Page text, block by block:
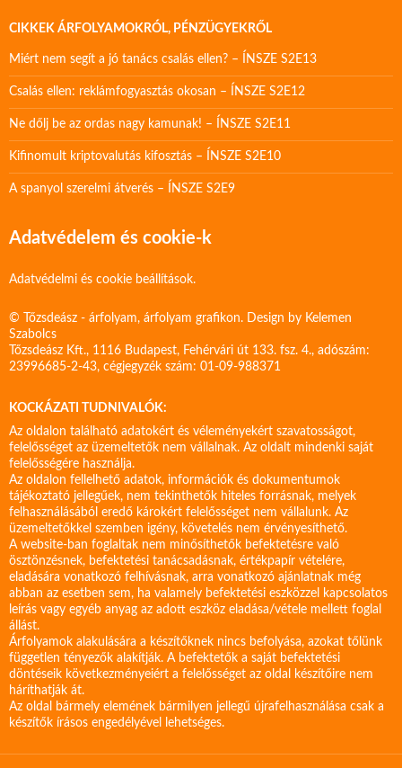
CIKKEK ÁRFOLYAMOKRÓL, PÉNZÜGYEKRŐL
Miért nem segít a jó tanács csalás ellen? – ÍNSZE S2E13
Csalás ellen: reklámfogyasztás okosan – ÍNSZE S2E12
Ne dőlj be az ordas nagy kamunak! – ÍNSZE S2E11
Kifinomult kriptovalutás kifosztás – ÍNSZE S2E10
A spanyol szerelmi átverés – ÍNSZE S2E9
Adatvédelem és cookie-k
Adatvédelmi és cookie beállítások.
© Tőzsdeász - árfolyam, árfolyam grafikon. Design by Kelemen
Szabolcs
Tőzsdeász Kft., 1116 Budapest, Fehérvári út 133. fsz. 4., adószám:
23996685-2-43, cégjegyzék szám: 01-09-988371
KOCKÁZATI TUDNIVALÓK:
Az oldalon található adatokért és véleményekért szavatosságot,
felelősséget az üzemeltetők nem vállalnak. Az oldalt mindenki saját
felelősségére használja.
Az oldalon fellelhető adatok, információk és dokumentumok
tájékoztató jellegűek, nem tekinthetők hiteles forrásnak, melyek
felhasználásából eredő károkért felelősséget nem vállalunk. Az
üzemeltetőkkel szemben igény, követelés nem érvényesíthető.
A website-ban foglaltak nem minősíthetők befektetésre való
ösztönzésnek, befektetési tanácsadásnak, értékpapír vételére,
eladására vonatkozó felhívásnak, arra vonatkozó ajánlatnak még
abban az esetben sem, ha valamely befektetési eszközzel kapcsolatos
leírás vagy egyéb anyag az adott eszköz eladása/vétele mellett foglal
állást.
Árfolyamok alakulására a készítőknek nincs befolyása, azokat tőlünk
független tényezők alakítják. A befektetők a saját befektetési
döntéseik következményeiért a felelősséget az oldal készítőire nem
háríthatják át.
Az oldal bármely elemének bármilyen jellegű újrafelhasználása csak a
készítők írásos engedélyével lehetséges.